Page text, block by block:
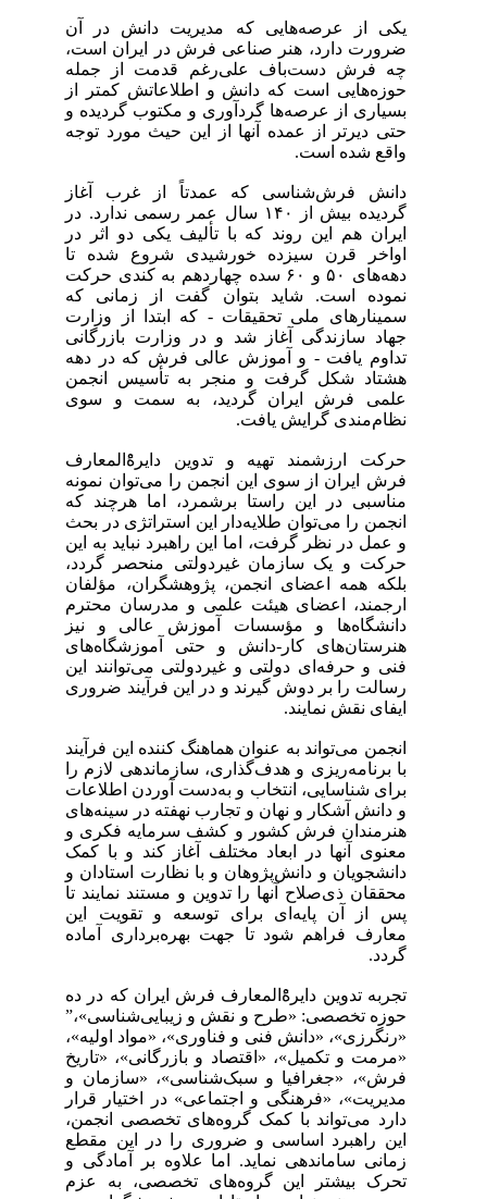
یکی از عرصه‌هایی که مدیریت دانش در آن
ضرورت دارد، هنر صناعی فرش در ایران است،
چه فرش دست‌باف علی‌رغم قدمت از جمله
حوزه‌هایی است که دانش و اطلاعاتش کمتر از
بسیاری از عرصه‌ها گردآوری و مکتوب گردیده و
حتی دیرتر از عمده آنها از این حیث مورد توجه
واقع شده است.
دانش فرش‌شناسی که عمدتاً از غرب آغاز
گردیده بیش از ۱۴۰ سال عمر رسمی ندارد. در
ایران هم این روند که با تألیف یکی دو اثر در
اواخر قرن سیزده خورشیدی شروع شده تا
دهه‌های ۵۰ و ۶۰ سده چهاردهم به کندی حرکت
نموده است. شاید بتوان گفت از زمانی که
سمینارهای ملی تحقیقات - که ابتدا از وزارت
جهاد سازندگی آغاز شد و در وزارت بازرگانی
تداوم یافت - و آموزش عالی فرش که در دهه
هشتاد شکل گرفت و منجر به تأسیس انجمن
علمی فرش ایران گردید، به سمت و سوی
نظام‌مندی گرایش یافت.
حرکت ارزشمند تهیه و تدوین دایرهًْ‌المعارف
فرش ایران از سوی این انجمن را می‌توان نمونه
مناسبی در این راستا برشمرد، اما هرچند که
انجمن را می‌توان طلایه‌دار این استراتژی در بحث
و عمل در نظر گرفت، اما این راهبرد نباید به این
حرکت و یک سازمان غیر‌دولتی منحصر گردد،
بلکه همه اعضای انجمن، پژوهشگران، مؤلفان
ارجمند، اعضای هیئت علمی و مدرسان محترم
دانشگاه‌ها و مؤسسات آموزش عالی و نیز
هنرستان‌های کار-دانش و حتی آموزشگاه‌های
فنی و حرفه‌ای دولتی و غیردولتی می‌توانند این
رسالت را بر دوش گیرند و در این فرآیند ضروری
ایفای نقش نمایند.
انجمن می‌تواند به عنوان هماهنگ کننده این فرآیند
با برنامه‌ریزی و هدف‌گذاری، سازماندهی لازم را
برای شناسایی، انتخاب و به‌دست آوردن اطلاعات
و دانش آشکار و نهان و تجارب نهفته در سینه‌های
هنرمندان فرش کشور و کشف سرمایه فکری و
معنوی آنها در ابعاد مختلف آغاز کند و با کمک
دانشجویان و دانش‌پژوهان و با نظارت استادان و
محققان ذی‌صلاح آنها را تدوین و مستند نمایند تا
پس از آن پایه‌ای برای توسعه و تقویت این
معارف فراهم شود تا جهت بهره‌برداری آماده
گردد.
تجربه تدوین دایرهًْ‌المعارف فرش ایران که در ده
حوزه تخصصی: «طرح و نقش و زیبایی‌شناسی»،”
«رنگرزی»، «دانش فنی و فناوری»، «مواد اولیه»،
«مرمت و تکمیل»، «اقتصاد و بازرگانی»، «‌تاریخ
فرش»، «جغرافیا و سبک‌شناسی»، «سازمان و
مدیریت»، «فرهنگی و اجتماعی» در اختیار قرار
دارد می‌تواند با کمک گروه‌های تخصصی انجمن،
این راهبرد اساسی و ضروری را در این مقطع
زمانی ساماندهی نماید. اما علاوه بر آمادگی و
تحرک بیشتر این گروه‌های تخصصی، به عزم